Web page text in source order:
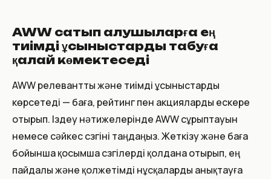
AWW сатып алушыларға ең
тиімді ұсыныстарды табуға
қалай көмектеседі
AWW релевантты және тиімді ұсыныстарды
көрсетеді — баға, рейтинг пен акцияларды ескере
отырып. Іздеу нәтижелерінде AWW сұрыптауын
немесе сәйкес сүзгіні таңдаңыз. Жеткізу және баға
бойынша қосымша сүзгілерді қолдана отырып, ең
пайдалы және қолжетімді нұсқаларды анықтауға